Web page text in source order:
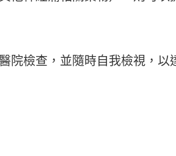
院檢查，並隨時自我檢視，以